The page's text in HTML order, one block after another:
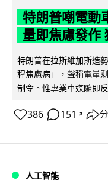
特朗普嘲電動
量即焦慮發作
特朗普在拉斯維加斯造
程焦慮病」，聲稱電量
制令。惟專業車媒隨即
386 151 ↗
人工智能